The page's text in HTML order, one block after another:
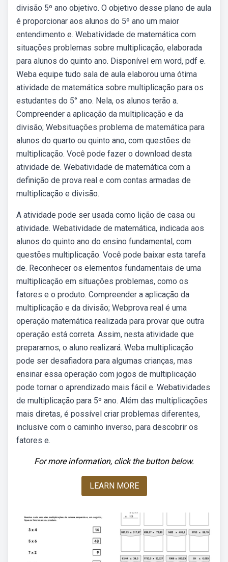
divisão 5º ano objetivo. O objetivo desse plano de aula
é proporcionar aos alunos do 5º ano um maior
entendimento e. Webatividade de matemática com
situações problemas sobre multiplicação, elaborada
para alunos do quinto ano. Disponível em word, pdf e.
Weba equipe tudo sala de aula elaborou uma ótima
atividade de matemática sobre multiplicação para os
estudantes do 5° ano. Nela, os alunos terão a.
Compreender a aplicação da multiplicação e da
divisão; Websituações problema de matemática para
alunos do quarto ou quinto ano, com questões de
multiplicação. Você pode fazer o download desta
atividade de. Webatividade de matemática com a
definição de prova real e com contas armadas de
multiplicação e divisão.
A atividade pode ser usada como lição de casa ou
atividade. Webatividade de matemática, indicada aos
alunos do quinto ano do ensino fundamental, com
questões multiplicação. Você pode baixar esta tarefa
de. Reconhecer os elementos fundamentais de uma
multiplicação em situações problemas, como os
fatores e o produto. Compreender a aplicação da
multiplicação e da divisão; Webprova real é uma
operação matemática realizada para provar que outra
operação está correta. Assim, nesta atividade que
preparamos, o aluno realizará. Weba multiplicação
pode ser desafiadora para algumas crianças, mas
ensinar essa operação com jogos de multiplicação
pode tornar o aprendizado mais fácil e. Webatividades
de multiplicação para 5º ano. Além das multiplicações
mais diretas, é possível criar problemas diferentes,
inclusive com o caminho inverso, para descobrir os
fatores e.
For more information, click the button below.
LEARN MORE